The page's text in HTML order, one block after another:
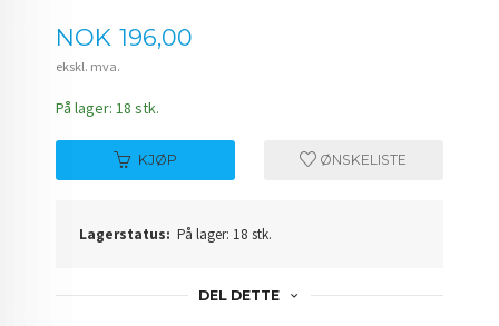
Pris
NOK 196,00
ekskl. mva.
På lager: 18 stk.
KJØP ØNSKELISTE
Lagerstatus: På lager: 18 stk.
DEL DETTE